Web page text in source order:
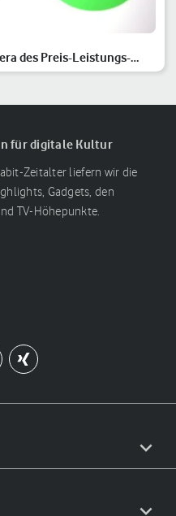
des Preis-Leistungs-
für digitale Kultur
Zeitalter liefern wir die
Gadgets, den
TV-Höhepunkte.